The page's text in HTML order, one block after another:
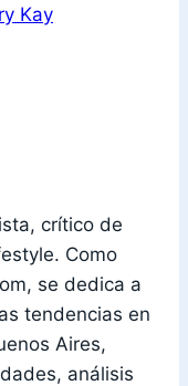
Kay
crítico de
Como
se dedica a
tendencias en
Aires,
análisis